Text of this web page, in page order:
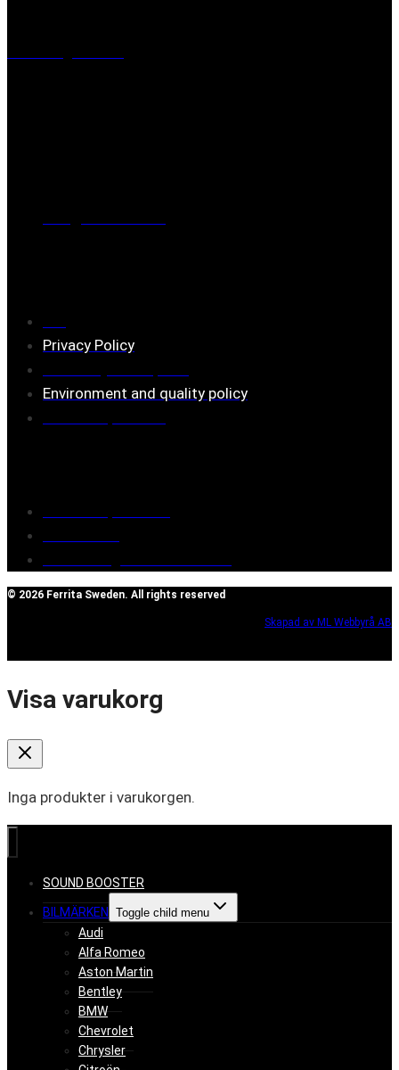
Privacy Policy
Environment and quality policy
© 2026 Ferrita Sweden. All rights reserved
Skapad av ML Webbyrå AB
Visa varukorg
Inga produkter i varukorgen.
SOUND BOOSTER
BILMÄRKEN Toggle child menu
Audi
Alfa Romeo
Aston Martin
Bentley
BMW
Chevrolet
Chrysler